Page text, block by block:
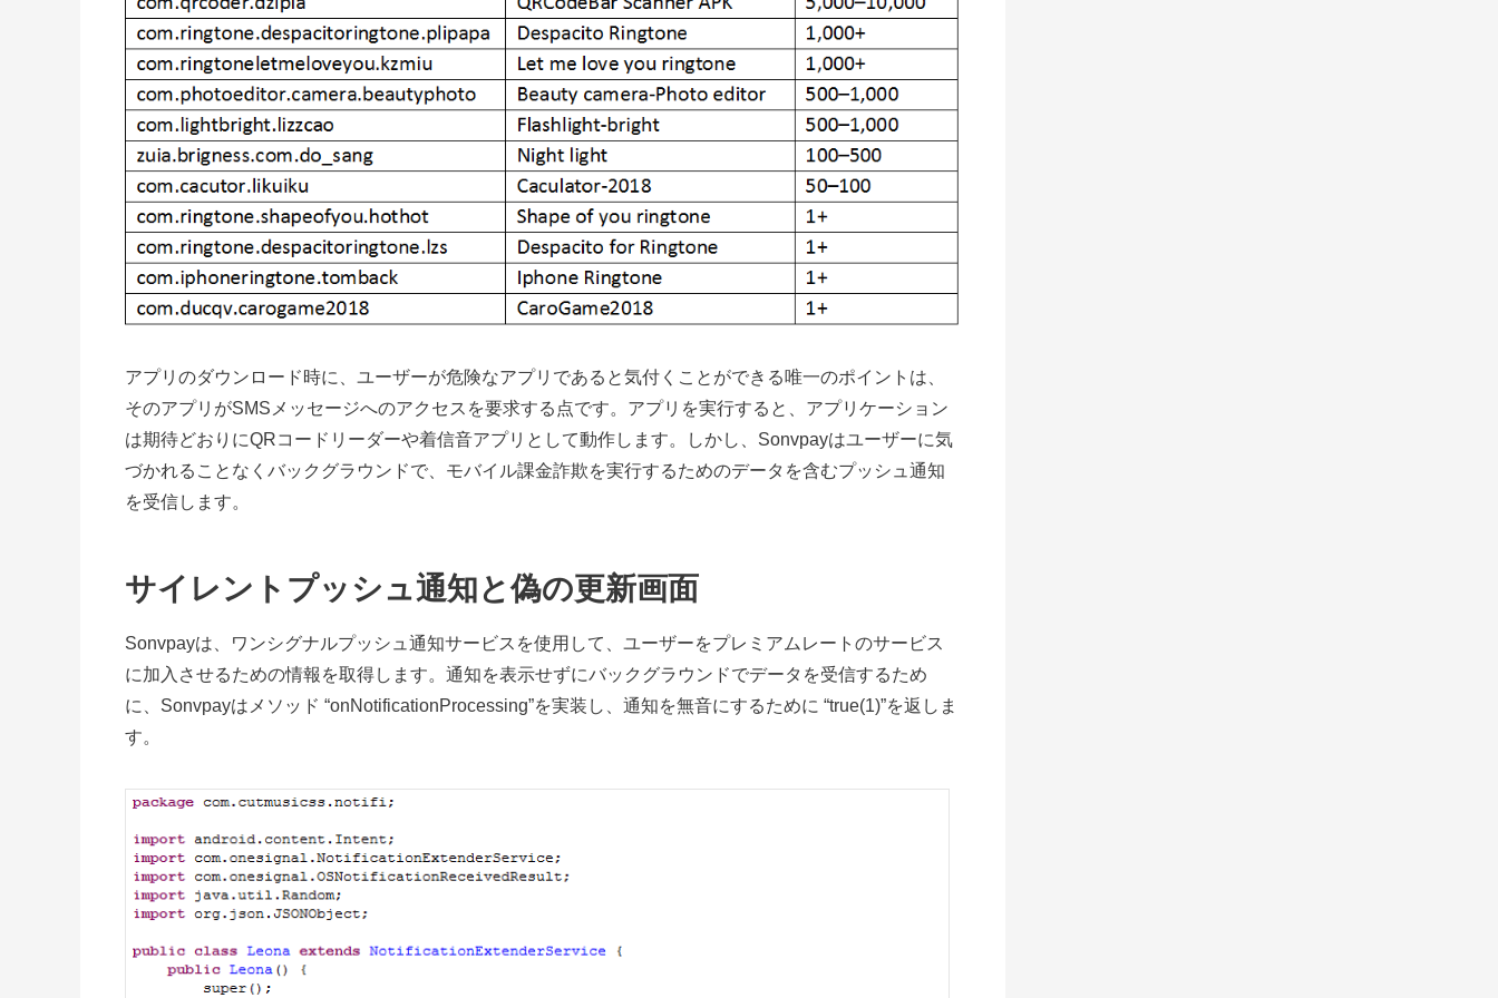
アプリのダウンロード時に、ユーザーが危険なアプリであると気付くことができる唯一のポイントは、
そのアプリがSMSメッセージへのアクセスを要求する点です。アプリを実行すると、アプリケーション
は期待どおりにQRコードリーダーや着信音アプリとして動作します。しかし、Sonvpayはユーザーに気
づかれることなくバックグラウンドで、モバイル課金詐欺を実行するためのデータを含むプッシュ通知
を受信します。
サイレントプッシュ通知と偽の更新画面
Sonvpayは、ワンシグナルプッシュ通知サービスを使用して、ユーザーをプレミアムレートのサービス
に加入させるための情報を取得します。通知を表示せずにバックグラウンドでデータを受信するため
に、Sonvpayはメソッド “onNotificationProcessing”を実装し、通知を無音にするために “true(1)”を返しま
す。